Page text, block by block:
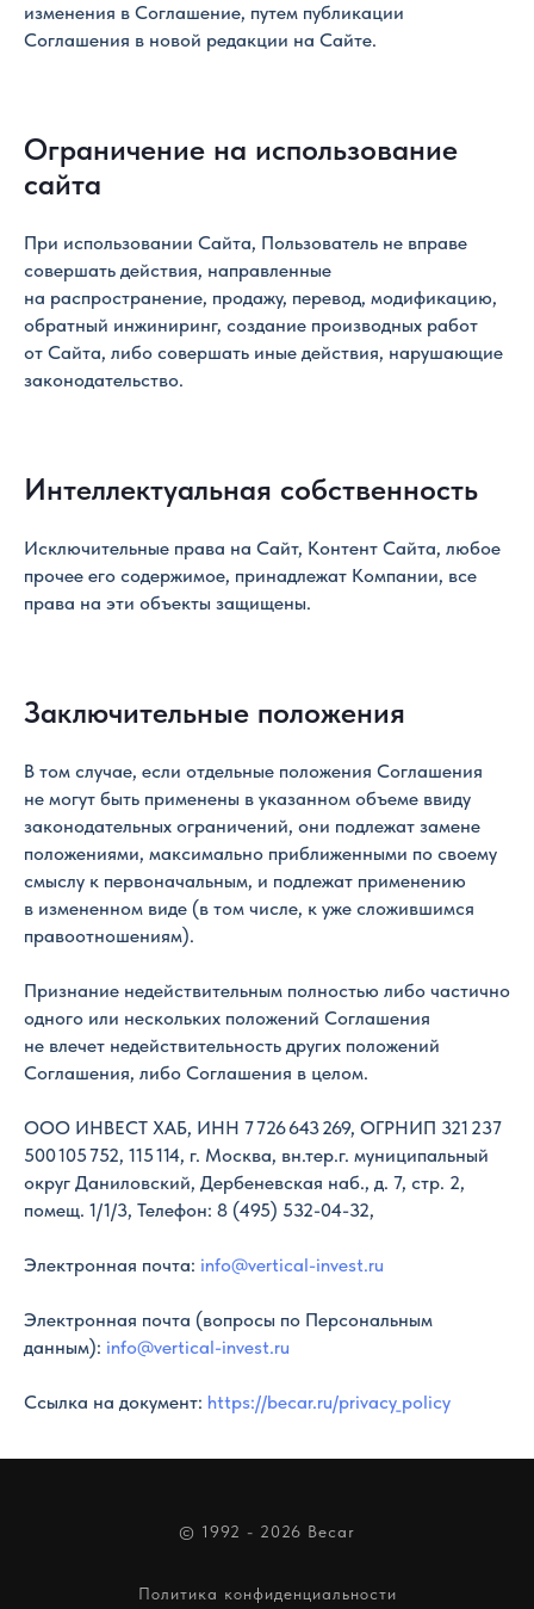
изменения в Соглашение, путем публикации
Соглашения в новой редакции на Сайте.
Ограничение на использование
сайта
При использовании Сайта, Пользователь не вправе
совершать действия, направленные
на распространение, продажу, перевод, модификацию,
обратный инжиниринг, создание производных работ
от Сайта, либо совершать иные действия, нарушающие
законодательство.
Интеллектуальная собственность
Исключительные права на Сайт, Контент Сайта, любое
прочее его содержимое, принадлежат Компании, все
права на эти объекты защищены.
Заключительные положения
В том случае, если отдельные положения Соглашения
не могут быть применены в указанном объеме ввиду
законодательных ограничений, они подлежат замене
положениями, максимально приближенными по своему
смыслу к первоначальным, и подлежат применению
в измененном виде (в том числе, к уже сложившимся
правоотношениям).
Признание недействительным полностью либо частично
одного или нескольких положений Соглашения
не влечет недействительность других положений
Соглашения, либо Соглашения в целом.
ООО ИНВЕСТ ХАБ, ИНН 7 726 643 269, ОГРНИП 321 237
500 105 752, 115 114, г. Москва, вн.тер.г. муниципальный
округ Даниловский, Дербеневская наб., д. 7, стр. 2,
помещ. 1/1/3, Телефон: 8 (495) 532-04-32,
Электронная почта: info@vertical-invest.ru
Электронная почта (вопросы по Персональным
данным): info@vertical-invest.ru
Ссылка на документ: https://becar.ru/privacy_policy
© 1992 - 2026 Becar
Политика конфиденциальности